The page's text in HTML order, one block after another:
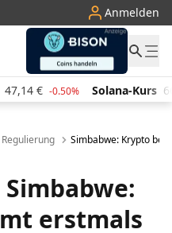
Anmelden
Kurs 66,26 € 1.10%
Regulierung Simbabwe: Krypto
erstmals